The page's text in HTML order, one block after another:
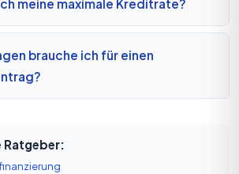
meine maximale Kreditrate?
brauche ich für einen
Ratgeber: